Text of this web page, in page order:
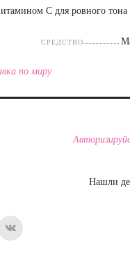
С для ровного
СРЕДСТВО
по миру
Нашли